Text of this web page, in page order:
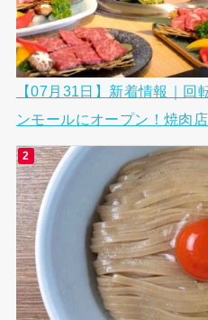
【07月31日】新着情報｜回
ンモールにオープン！焼肉